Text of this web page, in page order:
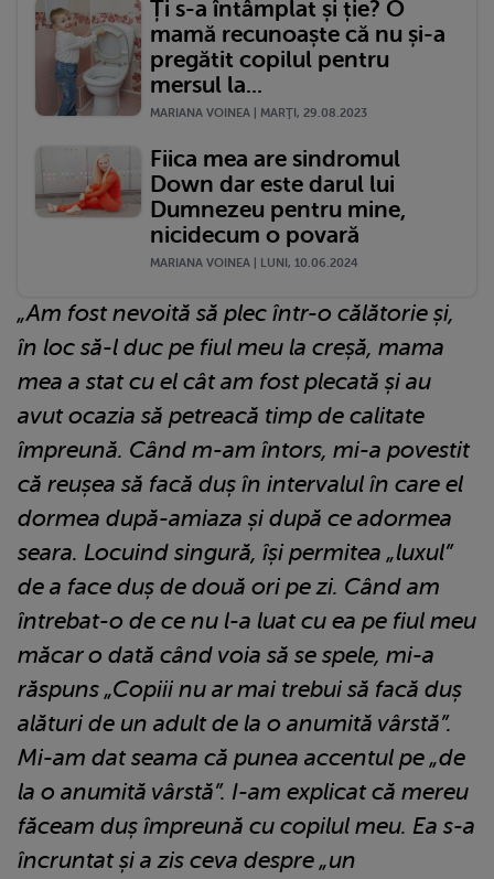
Ți s-a întâmplat și ție? O
mamă recunoaște că nu și-a
pregătit copilul pentru
mersul la...
MARIANA VOINEA | MARŢI, 29.08.2023
Fiica mea are sindromul
Down dar este darul lui
Dumnezeu pentru mine,
nicidecum o povară
MARIANA VOINEA | LUNI, 10.06.2024
„Am fost nevoită să plec într-o călătorie și,
în loc să-l duc pe fiul meu la creșă, mama
mea a stat cu el cât am fost plecată și au
avut ocazia să petreacă timp de calitate
împreună. Când m-am întors, mi-a povestit
că reușea să facă duș în intervalul în care el
dormea după-amiaza și după ce adormea
seara. Locuind singură, își permitea „luxul”
de a face duș de două ori pe zi. Când am
întrebat-o de ce nu l-a luat cu ea pe fiul meu
măcar o dată când voia să se spele, mi-a
răspuns „Copiii nu ar mai trebui să facă duș
alături de un adult de la o anumită vârstă”.
Mi-am dat seama că punea accentul pe „de
la o anumită vârstă”. I-am explicat că mereu
făceam duș împreună cu copilul meu. Ea s-a
încruntat și a zis ceva despre „un